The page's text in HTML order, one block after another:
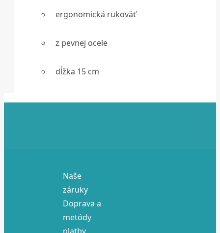
ergonomická rukoväť
z pevnej ocele
dĺžka 15 cm
Naše
záruky
Doprava a
metódy